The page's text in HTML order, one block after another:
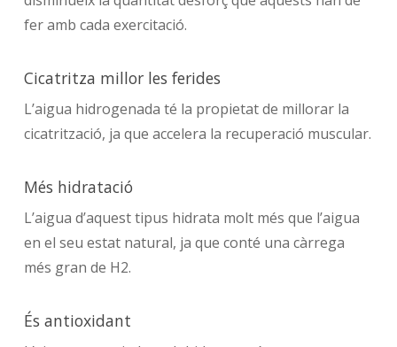
fer amb cada exercitació.
Cicatritza millor les ferides
L’aigua hidrogenada té la propietat de millorar la
cicatrització, ja que accelera la recuperació muscular.
Més hidratació
L’aigua d’aquest tipus hidrata molt més que l’aigua
en el seu estat natural, ja que conté una càrrega
més gran de H2.
És antioxidant